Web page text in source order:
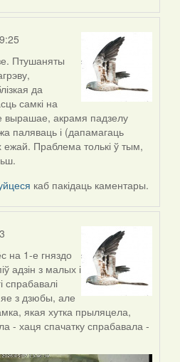
Птушаняты
да
самкі на
вырашае, акрамя падзелу
паляваць і (дапамагаць
ежай. Праблема толькі ў тым,
каб пакідаць каментары.
на 1-е гняздо
адзін з малых і
спрабавалі
яе з дзюбы, але
якая хутка прыляцела,
- хаця спачатку спрабавала -